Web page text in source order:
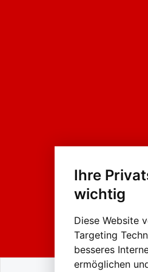
Ihre
wichtig
Diese Website
Targeting
besseres
ermöglichen